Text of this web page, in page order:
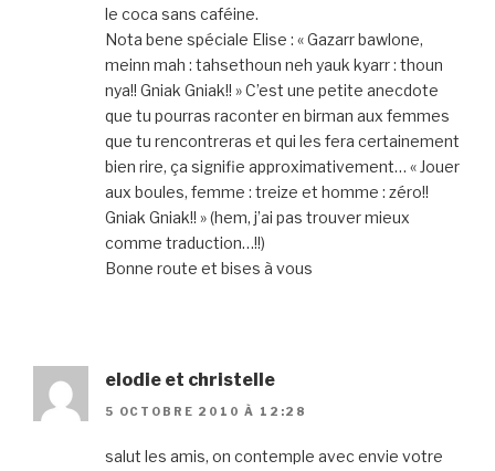
le coca sans caféine.
Nota bene spéciale Elise : « Gazarr bawlone,
meinn mah : tahsethoun neh yauk kyarr : thoun
nya!! Gniak Gniak!! » C’est une petite anecdote
que tu pourras raconter en birman aux femmes
que tu rencontreras et qui les fera certainement
bien rire, ça signifie approximativement… « Jouer
aux boules, femme : treize et homme : zéro!!
Gniak Gniak!! » (hem, j’ai pas trouver mieux
comme traduction…!!)
Bonne route et bises à vous
elodie et christelle
5 OCTOBRE 2010 À 12:28
salut les amis, on contemple avec envie votre